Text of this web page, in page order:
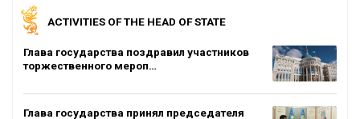
ACTIVITIES OF THE HEAD OF STATE
Глава государства поздравил участников
торжественного мероп…
Глава государства принял председателя